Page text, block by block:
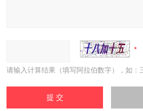
请输入计算结果（填写阿拉伯数字），如：